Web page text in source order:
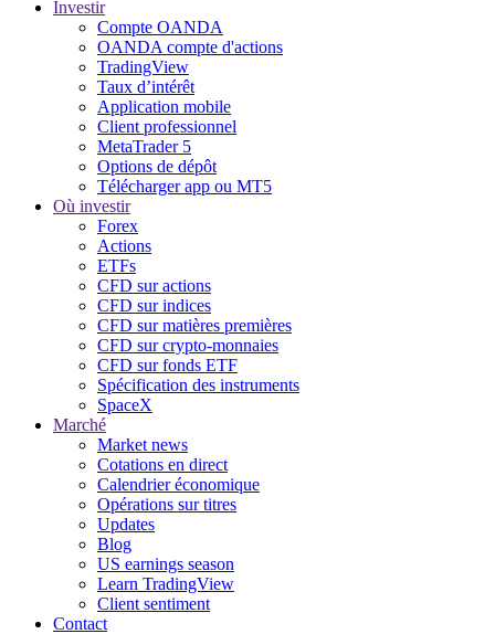
Investir
Compte OANDA
OANDA compte d'actions
TradingView
Taux d’intérêt
Application mobile
Client professionnel
MetaTrader 5
Options de dépôt
Télécharger app ou MT5
Où investir
Forex
Actions
ETFs
CFD sur actions
CFD sur indices
CFD sur matières premières
CFD sur crypto-monnaies
CFD sur fonds ETF
Spécification des instruments
SpaceX
Marché
Market news
Cotations en direct
Calendrier économique
Opérations sur titres
Updates
Blog
US earnings season
Learn TradingView
Client sentiment
Contact